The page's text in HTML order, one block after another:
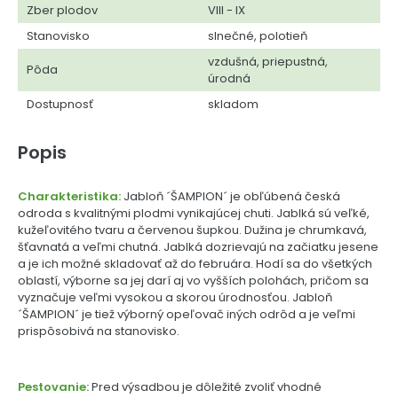
Zber plodov
VIII - IX
Stanovisko
slnečné, polotieň
Pôda
vzdušná, priepustná,
úrodná
Dostupnosť
skladom
Popis
Charakteristika: Jabloň ´ŠAMPION´ je obľúbená česká
odroda s kvalitnými plodmi vynikajúcej chuti. Jablká sú veľké,
kužeľovitého tvaru a červenou šupkou. Dužina je chrumkavá,
šťavnatá a veľmi chutná. Jablká dozrievajú na začiatku jesene
a je ich možné skladovať až do februára. Hodí sa do všetkých
oblastí, výborne sa jej darí aj vo vyšších polohách, pričom sa
vyznačuje veľmi vysokou a skorou úrodnosťou. Jabloň
´ŠAMPION´ je tiež výborný opeľovač iných odrôd a je veľmi
prispôsobivá na stanovisko.
Pestovanie:Pred výsadbou je dôležité zvoliť vhodné